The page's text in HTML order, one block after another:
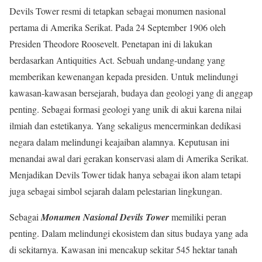
Devils Tower resmi di tetapkan sebagai monumen nasional
pertama di Amerika Serikat. Pada 24 September 1906 oleh
Presiden Theodore Roosevelt. Penetapan ini di lakukan
berdasarkan Antiquities Act. Sebuah undang-undang yang
memberikan kewenangan kepada presiden. Untuk melindungi
kawasan-kawasan bersejarah, budaya dan geologi yang di anggap
penting. Sebagai formasi geologi yang unik di akui karena nilai
ilmiah dan estetikanya. Yang sekaligus mencerminkan dedikasi
negara dalam melindungi keajaiban alamnya. Keputusan ini
menandai awal dari gerakan konservasi alam di Amerika Serikat.
Menjadikan Devils Tower tidak hanya sebagai ikon alam tetapi
juga sebagai simbol sejarah dalam pelestarian lingkungan.
Sebagai Monumen Nasional Devils Towermemiliki peran
penting. Dalam melindungi ekosistem dan situs budaya yang ada
di sekitarnya. Kawasan ini mencakup sekitar 545 hektar tanah